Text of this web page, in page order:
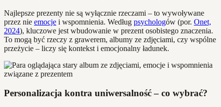
Najlepsze prezenty nie są wyłącznie rzeczami – to wywoływane
przez nie emocje i wspomnienia. Według psychologów (por. Onet,
2024), kluczowe jest wbudowanie w prezent osobistego znaczenia.
To mogą być rzeczy z grawerem, albumy ze zdjęciami, czy wspólne
przeżycie – liczy się kontekst i emocjonalny ładunek.
Personalizacja kontra uniwersalność – co wybrać?